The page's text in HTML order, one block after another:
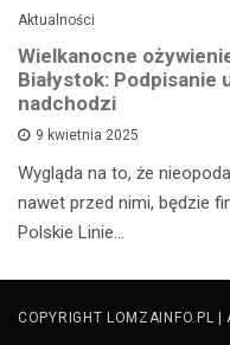
Aktualności
Wielkanocne
Białystok: Podpisanie
nadchodzi
9 kwietnia 2025
Wygląda na to, że
nawet przed nimi, będzie
Polskie Linie…
COPYRIGHT LOMZAINFO.PL |